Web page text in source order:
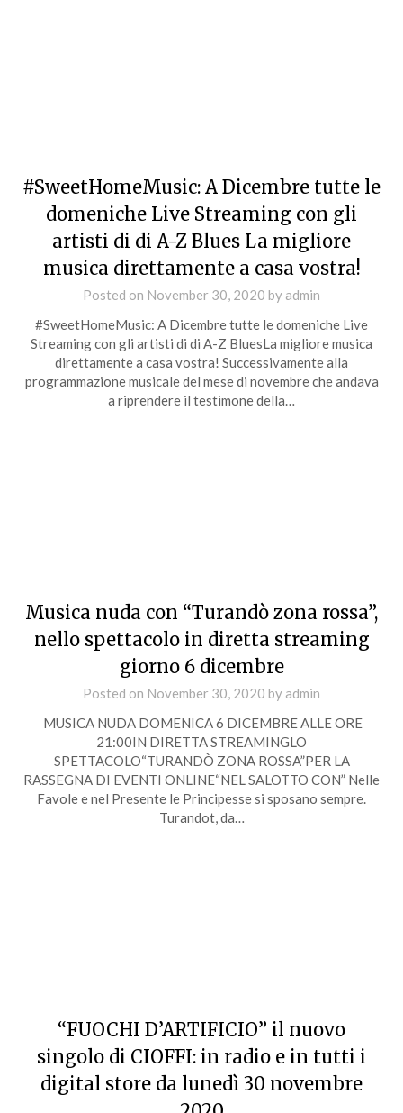
#SweetHomeMusic: A Dicembre tutte le
domeniche Live Streaming con gli
artisti di di A-Z Blues La migliore
musica direttamente a casa vostra!
Posted on November 30, 2020 by admin
#SweetHomeMusic: A Dicembre tutte le domeniche Live
Streaming con gli artisti di di A-Z BluesLa migliore musica
direttamente a casa vostra! Successivamente alla
programmazione musicale del mese di novembre che andava
a riprendere il testimone della…
Musica nuda con “Turandò zona rossa”,
nello spettacolo in diretta streaming
giorno 6 dicembre
Posted on November 30, 2020 by admin
MUSICA NUDA DOMENICA 6 DICEMBRE ALLE ORE
21:00IN DIRETTA STREAMINGLO
SPETTACOLO“TURANDÒ ZONA ROSSA”PER LA
RASSEGNA DI EVENTI ONLINE“NEL SALOTTO CON” Nelle
Favole e nel Presente le Principesse si sposano sempre.
Turandot, da…
“FUOCHI D’ARTIFICIO” il nuovo
singolo di CIOFFI: in radio e in tutti i
digital store da lunedì 30 novembre